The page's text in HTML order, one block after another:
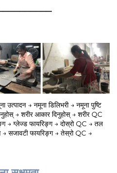
उत्पादन → नमूना डिलिभरी → नमूना पुष्टि
→ शरीर आकार दिनुहोस् → शरीर QC
→ ग्लेज्ड फायरिङ्ग → दोस्रो QC → तल
सजावटी फायरिङ्ग → तेस्रो QC →